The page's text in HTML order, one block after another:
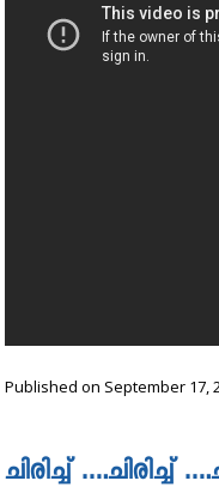
Published on September 17,
ചിരിച്ച് ….ചിരിച്ച്